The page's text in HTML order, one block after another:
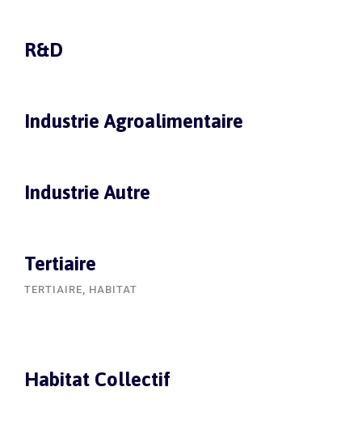
R&D
Industrie Agroalimentaire
Industrie Autre
Tertiaire
TERTIAIRE, HABITAT
Habitat Collectif